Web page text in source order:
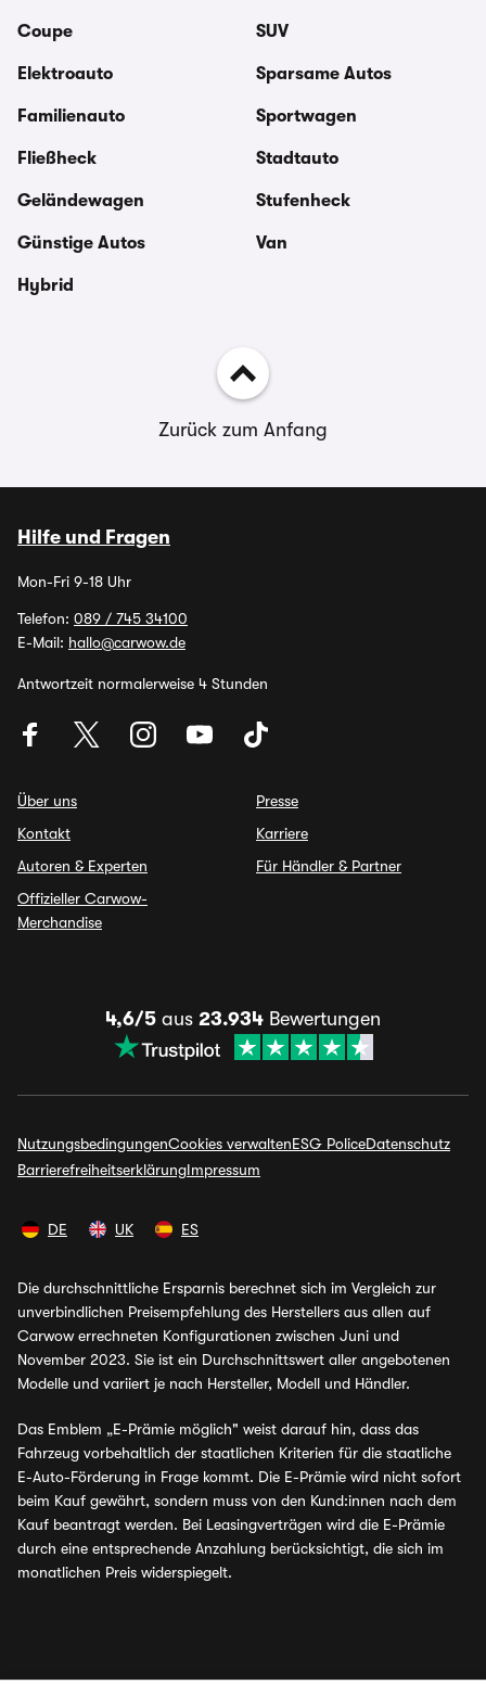
Coupe
Elektroauto
Familienauto
Fließheck
Geländewagen
Günstige Autos
Hybrid
SUV
Sparsame Autos
Sportwagen
Stadtauto
Stufenheck
Van
Zurück zum Anfang
Hilfe und Fragen
Mon-Fri 9-18 Uhr
Telefon: 089 / 745 34100
E-Mail: hallo@carwow.de
Antwortzeit normalerweise 4 Stunden
Über uns
Kontakt
Autoren & Experten
Offizieller Carwow-
Merchandise
Presse
Karriere
Für Händler & Partner
4,6/5 aus 23.934 Bewertungen
NutzungsbedingungenCookies verwaltenESG PoliceDatenschutz
BarrierefreiheitserklärungImpressum
DE UK ES
Die durchschnittliche Ersparnis berechnet sich im Vergleich zur
unverbindlichen Preisempfehlung des Herstellers aus allen auf
Carwow errechneten Konfigurationen zwischen Juni und
November 2023. Sie ist ein Durchschnittswert aller angebotenen
Modelle und variiert je nach Hersteller, Modell und Händler.
Das Emblem „E-Prämie möglich" weist darauf hin, dass das
Fahrzeug vorbehaltlich der staatlichen Kriterien für die staatliche
E-Auto-Förderung in Frage kommt. Die E-Prämie wird nicht sofort
beim Kauf gewährt, sondern muss von den Kund:innen nach dem
Kauf beantragt werden. Bei Leasingverträgen wird die E-Prämie
durch eine entsprechende Anzahlung berücksichtigt, die sich im
monatlichen Preis widerspiegelt.